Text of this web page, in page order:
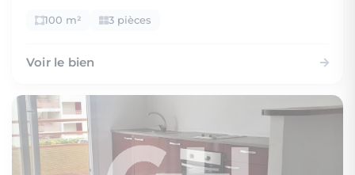
100 m² 3 pièces
Voir le bien